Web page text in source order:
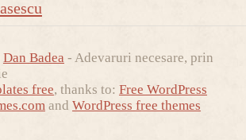
Dan Badea - Adevaruri necesare, prin
free, thanks to: Free WordPress
and WordPress free themes